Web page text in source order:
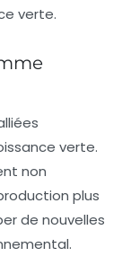
verte.
verte.
non
plus
de nouvelles